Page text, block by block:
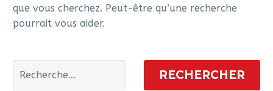
que vous cherchez. Peut-être qu’une recherche
pourrait vous aider.
RECHERCHER